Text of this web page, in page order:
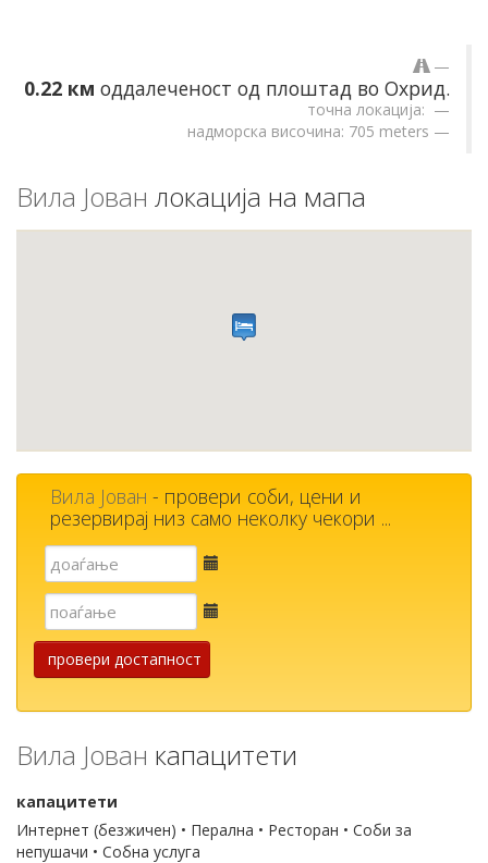
0.22 км оддалеченост од плоштад во Охрид.
точна локација:
надморска височина: 705 meters
Вила Јован локација на мапа
Вила Јован - провери соби, цени и
резервирај низ само неколку чекори ...
Е-
пошта
Е-
пошта
провери достапност
Вила Јован капацитети
капацитети
Интернет (безжичен) • Перална • Ресторан • Соби за
непушачи • Собна услуга